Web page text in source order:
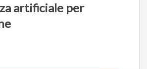
artificiale per